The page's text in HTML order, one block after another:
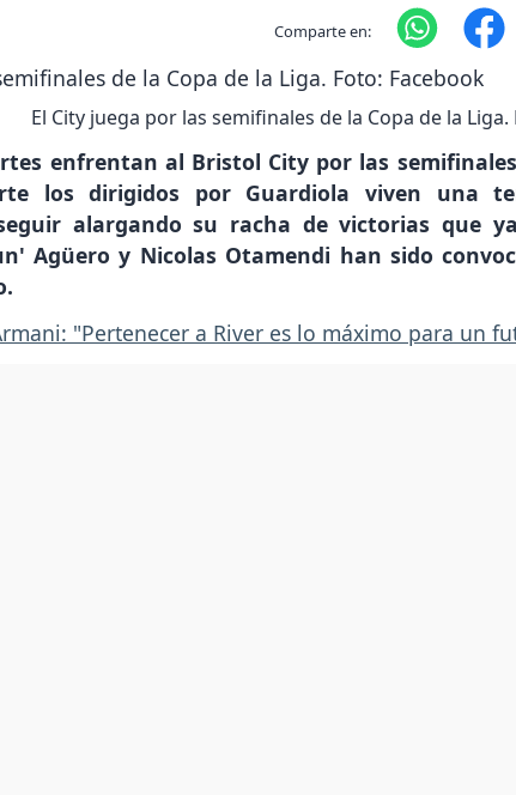
Comparte en:
El City juega por las semifinales de la Copa de la
enfrentan al Bristol City por las
los dirigidos por Guardiola viven una
alargando su racha de victorias que
Agüero y Nicolas Otamendi han sido
"Pertenecer a River es lo máximo para un